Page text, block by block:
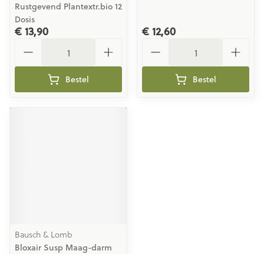
Rustgevend Plantextr.bio 12
Dosis
€ 13,90
Bestel
€ 12,60
Bestel
Bausch & Lomb
Bloxair Susp Maag-darm